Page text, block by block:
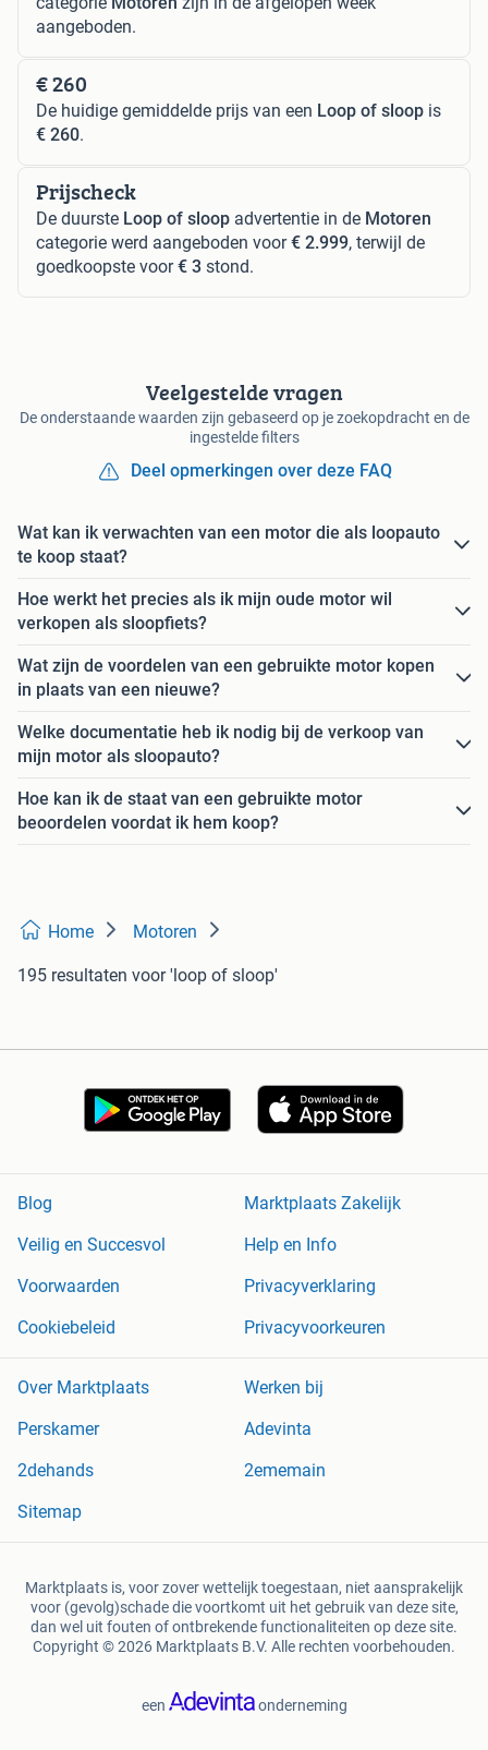
aangeboden.
€ 260
De huidige gemiddelde prijs van een Loop of sloop is
€ 260.
Prijscheck
De duurste Loop of sloop advertentie in de Motoren
categorie werd aangeboden voor€ 2.999, terwijl de
goedkoopste voor€ 3 stond.
Veelgestelde vragen
De onderstaande waarden zijn gebaseerd op je zoekopdracht en de
ingestelde filters
Deel opmerkingen over deze FAQ
Wat kan ik verwachten van een motor die als loopauto
te koop staat?
Hoe werkt het precies als ik mijn oude motor wil
verkopen als sloopfiets?
Wat zijn de voordelen van een gebruikte motor kopen
in plaats van een nieuwe?
Welke documentatie heb ik nodig bij de verkoop van
mijn motor als sloopauto?
Hoe kan ik de staat van een gebruikte motor
beoordelen voordat ik hem koop?
Home Motoren
195 resultaten voor 'loop of sloop'
Blog
Marktplaats Zakelijk
Veilig en Succesvol
Help en Info
Voorwaarden
Privacyverklaring
Cookiebeleid
Privacyvoorkeuren
Over Marktplaats
Werken bij
Perskamer
Adevinta
2dehands
2ememain
Sitemap
Marktplaats is, voor zover wettelijk toegestaan, niet aansprakelijk
voor (gevolg)schade die voortkomt uit het gebruik van deze site,
dan wel uit fouten of ontbrekende functionaliteiten op deze site.
Copyright © 2026 Marktplaats B.V. Alle rechten voorbehouden.
een onderneming